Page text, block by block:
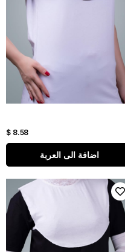
$ 8.58
اضافة الى العربة